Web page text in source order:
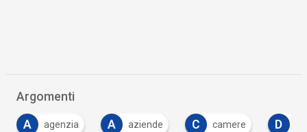
Argomenti
agenzia A aziende C camere D dati